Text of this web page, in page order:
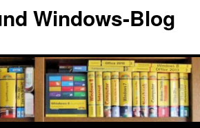
Windows-Blog